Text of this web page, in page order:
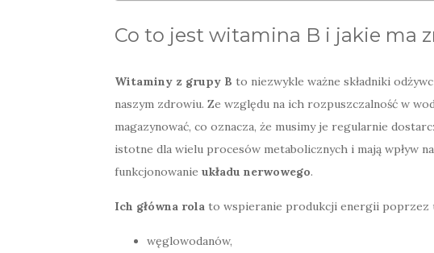
Co to jest witamina B i jakie ma
Witaminy z grupy B to niezwykle ważne składniki
naszym zdrowiu. Ze względu na ich rozpuszczalność w
magazynować, co oznacza, że musimy je regularnie
istotne dla wielu procesów metabolicznych i mają wpływ
funkcjonowanie układu nerwowego.
Ich główna rola to wspieranie produkcji energii poprzez
węglowodanów,